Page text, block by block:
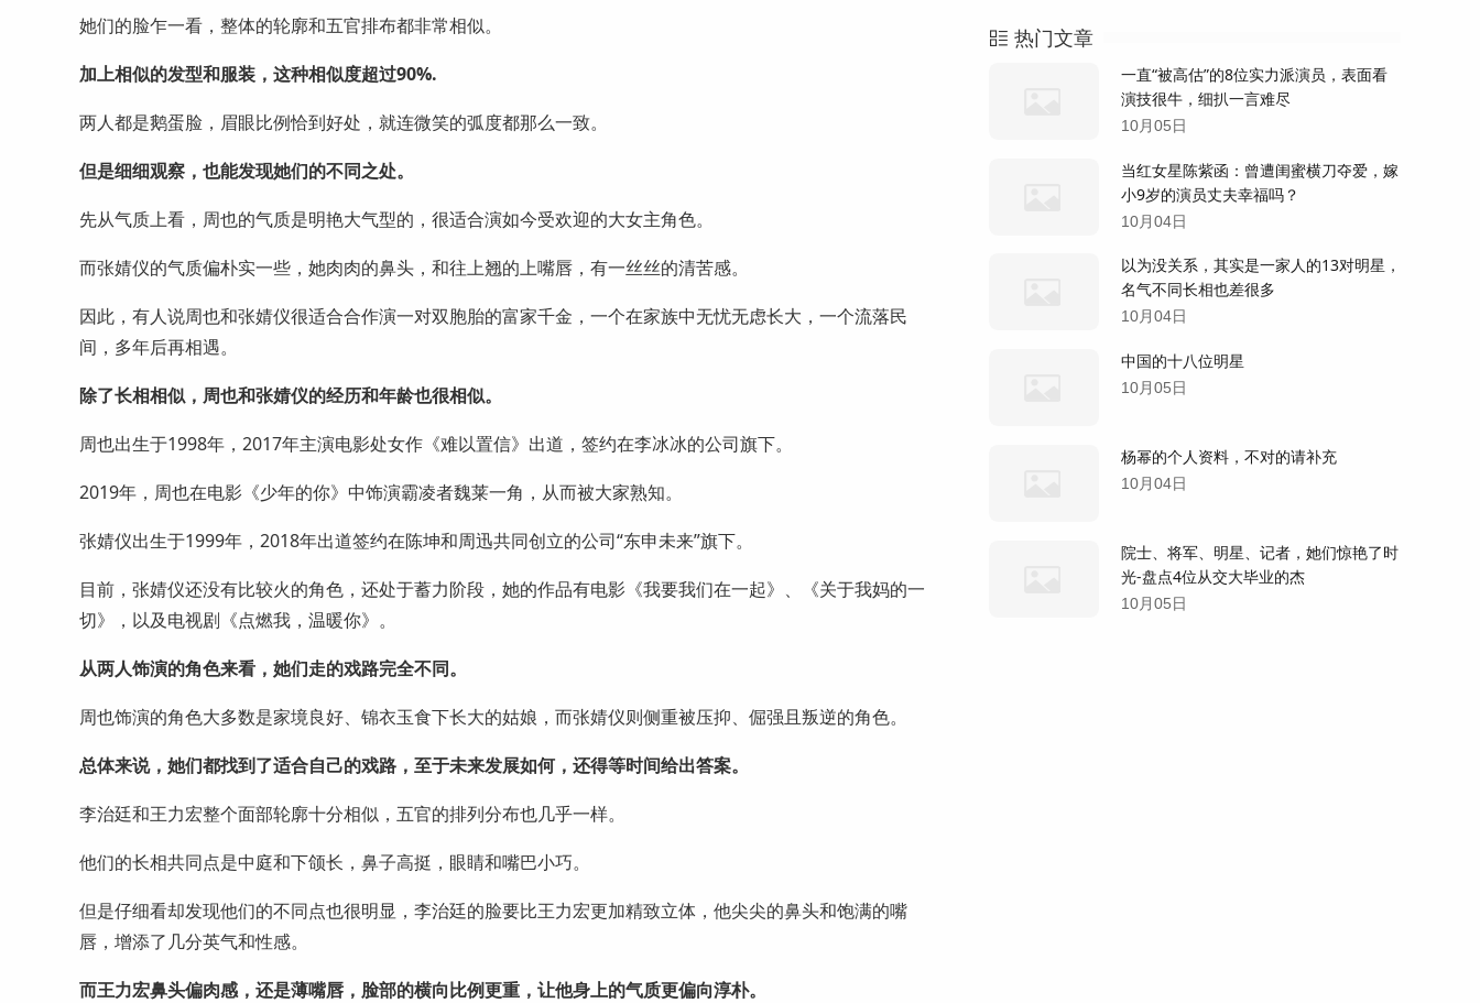
她们的脸乍一看，整体的轮廓和五官排布都非常相似。
加上相似的发型和服装，这种相似度超过90%.
两人都是鹅蛋脸，眉眼比例恰到好处，就连微笑的弧度都那么一致。
但是细细观察，也能发现她们的不同之处。
先从气质上看，周也的气质是明艳大气型的，很适合演如今受欢迎的大女主角色。
而张婧仪的气质偏朴实一些，她肉肉的鼻头，和往上翘的上嘴唇，有一丝丝的清苦感。
因此，有人说周也和张婧仪很适合合作演一对双胞胎的富家千金，一个在家族中无忧无虑长大，一个流落民
间，多年后再相遇。
除了长相相似，周也和张婧仪的经历和年龄也很相似。
周也出生于1998年，2017年主演电影处女作《难以置信》出道，签约在李冰冰的公司旗下。
2019年，周也在电影《少年的你》中饰演霸凌者魏莱一角，从而被大家熟知。
张婧仪出生于1999年，2018年出道签约在陈坤和周迅共同创立的公司“东申未来”旗下。
目前，张婧仪还没有比较火的角色，还处于蓄力阶段，她的作品有电影《我要我们在一起》、《关于我妈的一
切》，以及电视剧《点燃我，温暖你》。
从两人饰演的角色来看，她们走的戏路完全不同。
周也饰演的角色大多数是家境良好、锦衣玉食下长大的姑娘，而张婧仪则侧重被压抑、倔强且叛逆的角色。
总体来说，她们都找到了适合自己的戏路，至于未来发展如何，还得等时间给出答案。
李治廷和王力宏整个面部轮廓十分相似，五官的排列分布也几乎一样。
他们的长相共同点是中庭和下颌长，鼻子高挺，眼睛和嘴巴小巧。
但是仔细看却发现他们的不同点也很明显，李治廷的脸要比王力宏更加精致立体，他尖尖的鼻头和饱满的嘴
唇，增添了几分英气和性感。
而王力宏鼻头偏肉感，还是薄嘴唇，脸部的横向比例更重，让他身上的气质更偏向淳朴。
热门文章
一直“被高估”的8位实力派演员，表面看
演技很牛，细扒一言难尽
10月05日
当红女星陈紫函：曾遭闺蜜横刀夺爱，嫁
小9岁的演员丈夫幸福吗？
10月04日
以为没关系，其实是一家人的13对明星，
名气不同长相也差很多
10月04日
中国的十八位明星
10月05日
杨幂的个人资料，不对的请补充
10月04日
院士、将军、明星、记者，她们惊艳了时
光-盘点4位从交大毕业的杰
10月05日